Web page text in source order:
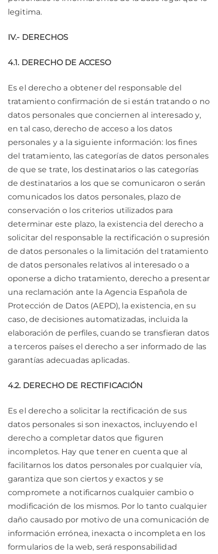
legitima.
IV.- DERECHOS
4.1. DERECHO DE ACCESO
Es el derecho a obtener del responsable del
tratamiento confirmación de si están tratando o no
datos personales que conciernen al interesado y,
en tal caso, derecho de acceso a los datos
personales y a la siguiente información: los fines
del tratamiento, las categorías de datos personales
de que se trate, los destinatarios o las categorías
de destinatarios a los que se comunicaron o serán
comunicados los datos personales, plazo de
conservación o los criterios utilizados para
determinar este plazo, la existencia del derecho a
solicitar del responsable la rectificación o supresión
de datos personales o la limitación del tratamiento
de datos personales relativos al interesado o a
oponerse a dicho tratamiento, derecho a presentar
una reclamación ante la Agencia Española de
Protección de Datos (AEPD), la existencia, en su
caso, de decisiones automatizadas, incluida la
elaboración de perfiles, cuando se transfieran datos
a terceros países el derecho a ser informado de las
garantías adecuadas aplicadas.
4.2. DERECHO DE RECTIFICACIÓN
Es el derecho a solicitar la rectificación de sus
datos personales si son inexactos, incluyendo el
derecho a completar datos que figuren
incompletos. Hay que tener en cuenta que al
facilitarnos los datos personales por cualquier vía,
garantiza que son ciertos y exactos y se
compromete a notificarnos cualquier cambio o
modificación de los mismos. Por lo tanto cualquier
daño causado por motivo de una comunicación de
información errónea, inexacta o incompleta en los
formularios de la web, será responsabilidad